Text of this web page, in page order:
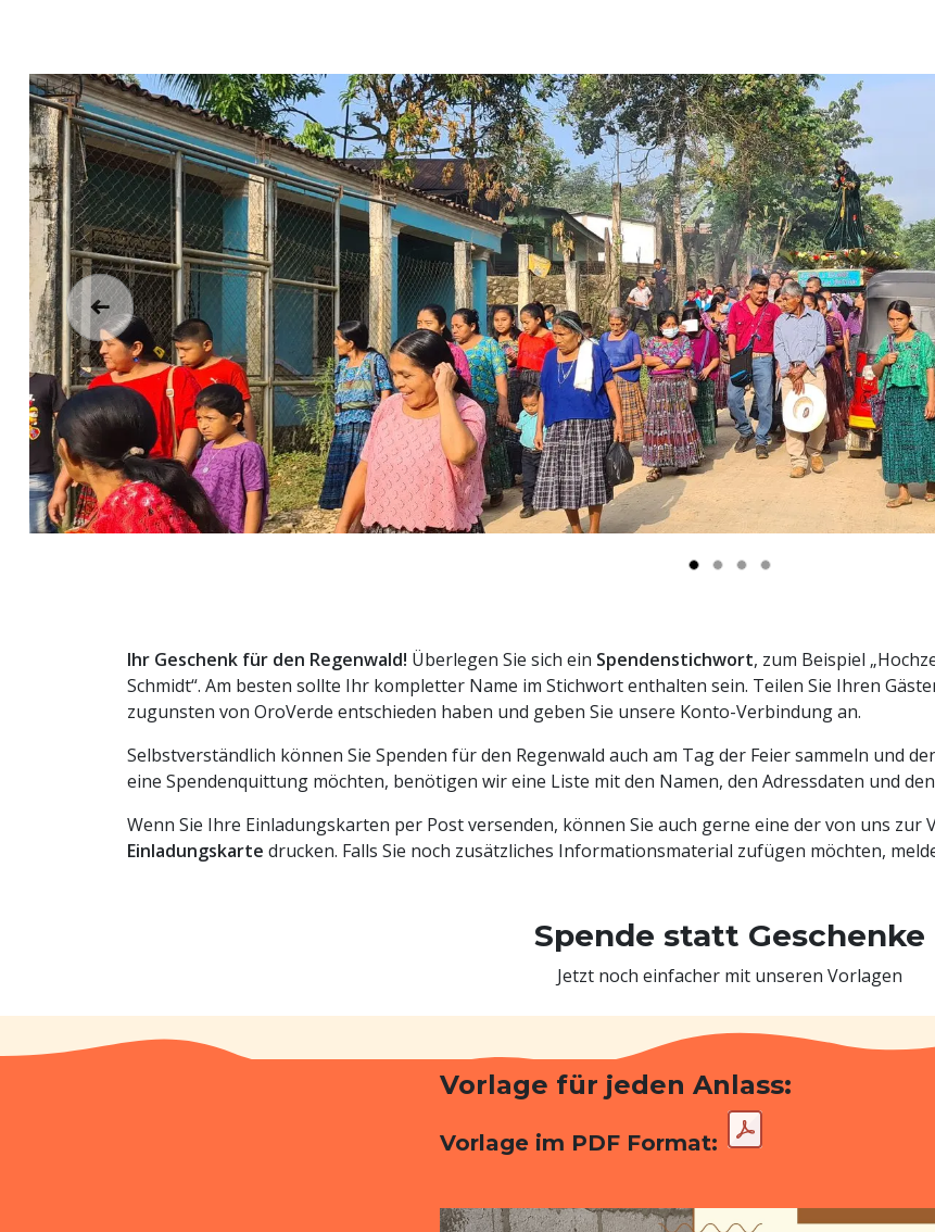
Zurück
Ihr Geschenk für den Regenwald! Überlegen Sie sich ein Spendenstichwort, zum Beispiel
Schmidt“. Am besten sollte Ihr kompletter Name im Stichwort enthalten sein. Teilen Sie Ihren
zugunsten von OroVerde entschieden haben und geben Sie unsere Konto-Verbindung an.
Selbstverständlich können Sie Spenden für den Regenwald auch am Tag der Feier sammeln und
eine Spendenquittung möchten, benötigen wir eine Liste mit den Namen, den Adressdaten und
Wenn Sie Ihre Einladungskarten per Post versenden, können Sie auch gerne eine der von uns zur
Einladungskarte drucken. Falls Sie noch zusätzliches Informationsmaterial zufügen möchten,
Spende statt Geschenke
Jetzt noch einfacher mit unseren Vorlagen
Vorlage für jeden Anlass:
Vorlage im PDF Format: